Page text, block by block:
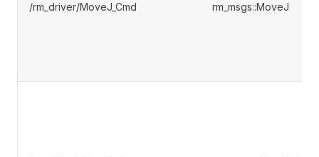
/rm_driver/MoveJ_Cmd rm_msgs::MoveJ